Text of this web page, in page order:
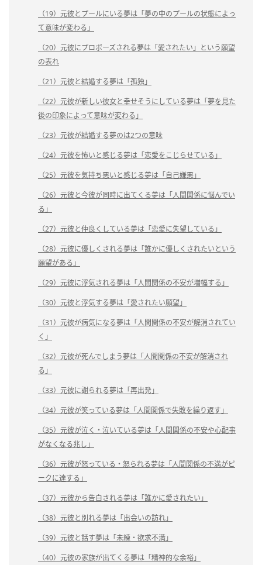
（19）元彼とプールにいる夢は「夢の中のプールの状態によっ
て意味が変わる」
（20）元彼にプロポーズされる夢は「愛されたい」という願望
の表れ
（21）元彼と結婚する夢は「孤独」
（22）元彼が新しい彼女と幸せそうにしている夢は「夢を見た
後の印象によって意味が変わる」
（23）元彼が結婚する夢のは2つの意味
（24）元彼を怖いと感じる夢は「恋愛をこじらせている」
（25）元彼を気持ち悪いと感じる夢は「自己嫌悪」
（26）元彼と今彼が同時に出てくる夢は「人間関係に悩んでい
る」
（27）元彼と仲良くしている夢は「恋愛に失望している」
（28）元彼に優しくされる夢は「誰かに優しくされたいという
願望がある」
（29）元彼に浮気される夢は「人間関係の不安が増幅する」
（30）元彼と浮気する夢は「愛されたい願望」
（31）元彼が病気になる夢は「人間関係の不安が解消されてい
く」
（32）元彼が死んでしまう夢は「人間関係の不安が解消され
る」
（33）元彼に謝られる夢は「再出発」
（34）元彼が笑っている夢は「人間関係で失敗を繰り返す」
（35）元彼が泣く・泣いている夢は「人間関係の不安や心配事
がなくなる兆し」
（36）元彼が怒っている・怒られる夢は「人間関係の不満がピ
ークに達する」
（37）元彼から告白される夢は「誰かに愛されたい」
（38）元彼と別れる夢は「出会いの訪れ」
（39）元彼と話す夢は「未練・欲求不満」
（40）元彼の家族が出てくる夢は「精神的な余裕」